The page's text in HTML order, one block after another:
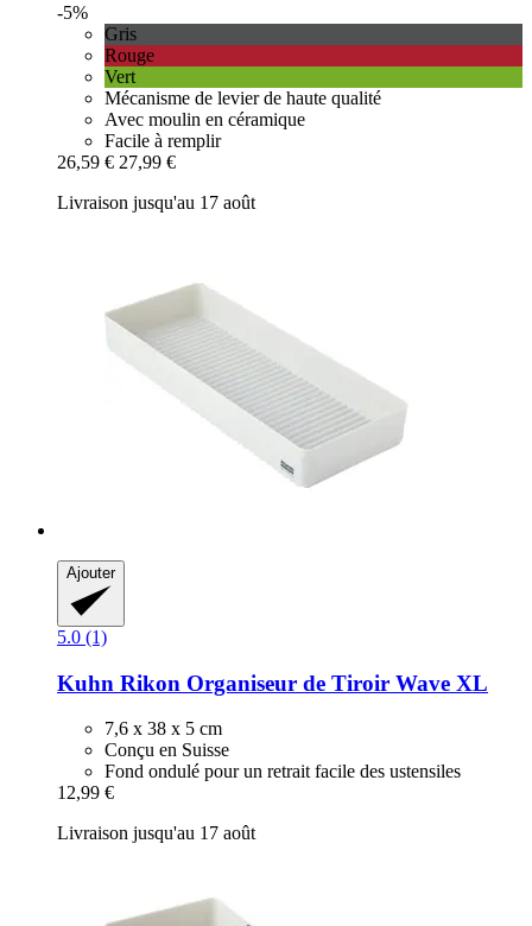
-5%
Gris
Rouge
Vert
Mécanisme de levier de haute qualité
Avec moulin en céramique
Facile à remplir
26,59 € 27,99 €
Livraison jusqu'au 17 août
Ajouter
5.0 (1)
Kuhn Rikon Organiseur de Tiroir Wave XL
7,6 x 38 x 5 cm
Conçu en Suisse
Fond ondulé pour un retrait facile des ustensiles
12,99 €
Livraison jusqu'au 17 août